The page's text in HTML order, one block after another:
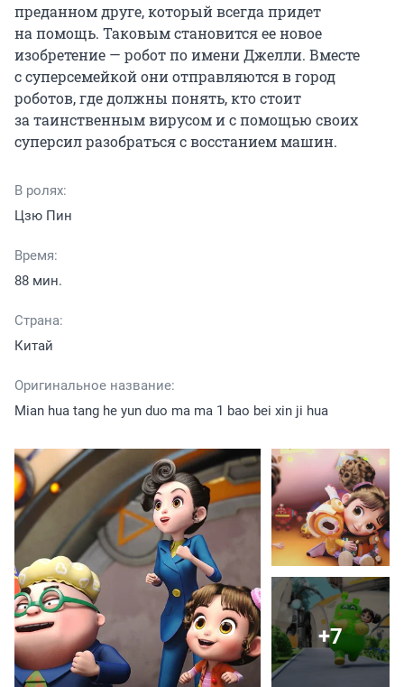
преданном друге, который всегда придет
на помощь. Таковым становится ее новое
изобретение — робот по имени Джелли. Вместе
с суперсемейкой они отправляются в город
роботов, где должны понять, кто стоит
за таинственным вирусом и с помощью своих
суперсил разобраться с восстанием машин.
В ролях:
Цзю Пин
Время:
88 мин.
Страна:
Китай
Оригинальное название:
Mian hua tang he yun duo ma ma 1 bao bei xin ji hua
+7